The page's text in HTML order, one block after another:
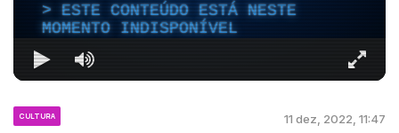
ESTE CONTEÚDO ESTÁ NESTE
MOMENTO INDISPONÍVEL
CULTURA 11 dez, 2022, 11:47